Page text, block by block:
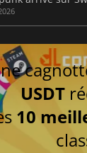
USDT
10